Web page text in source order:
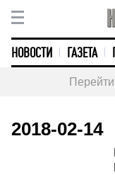
НОВОСТИ ГАЗЕТА
2018-02-14